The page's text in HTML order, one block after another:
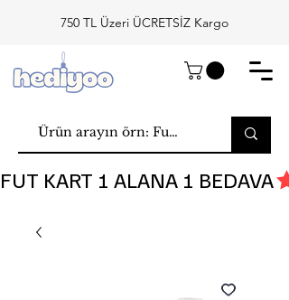
750 TL Üzeri ÜCRETSİZ Kargo
FUT KART 1 ALANA 1 BEDAVA